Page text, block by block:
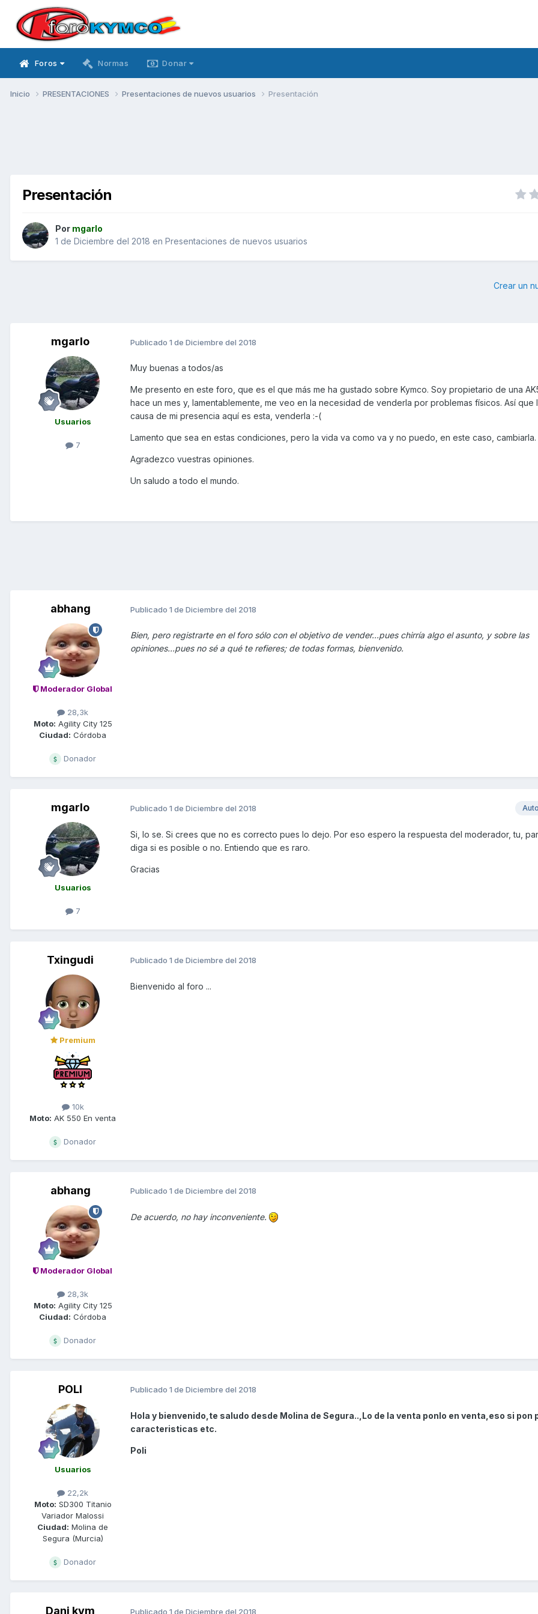
Foros Normas Donar
Inicio PRESENTACIONES Presentaciones de nuevos usuarios Presentación
Presentación
Por mgarlo
1 de Diciembre del 2018 en Presentaciones de nuevos usuarios
Crear un
mgarlo
Usuarios
7
Publicado 1 de Diciembre del 2018
Muy buenas a todos/as
Me presento en este foro, que es el que más me ha gustado sobre Kymco. Soy propietario de una
hace un mes y, lamentablemente, me veo en la necesidad de venderla por problemas físicos. Así que
causa de mi presencia aquí es esta, venderla :-(
Lamento que sea en estas condiciones, pero la vida va como va y no puedo, en este caso, cambiarla.
Agradezco vuestras opiniones.
Un saludo a todo el mundo.
abhang
Moderador Global
28,3k
Moto: Agility City 125
Ciudad: Córdoba
Donador
Publicado 1 de Diciembre del 2018
Bien, pero registrarte en el foro sólo con el objetivo de vender...pues chirría algo el asunto, y sobre las
opiniones...pues no sé a qué te refieres; de todas formas, bienvenido.
mgarlo
Usuarios
7
Publicado 1 de Diciembre del 2018
Si, lo se. Si crees que no es correcto pues lo dejo. Por eso espero la respuesta del moderador, tu,
diga si es posible o no. Entiendo que es raro.
Gracias
Txingudi
Premium
10k
Moto: AK 550 En venta
Donador
Publicado 1 de Diciembre del 2018
Bienvenido al foro ...
abhang
Moderador Global
28,3k
Moto: Agility City 125
Ciudad: Córdoba
Donador
Publicado 1 de Diciembre del 2018
De acuerdo, no hay inconveniente.
POLI
Usuarios
22,2k
Moto: SD300 Titanio
Variador Malossi
Ciudad: Molina de
Segura (Murcia)
Donador
Publicado 1 de Diciembre del 2018
Hola y bienvenido,te saludo desde Molina de Segura..,Lo de la venta ponlo en venta,eso si pon
caracteristicas etc.
Poli
Dani kym Publicado 1 de Diciembre del 2018